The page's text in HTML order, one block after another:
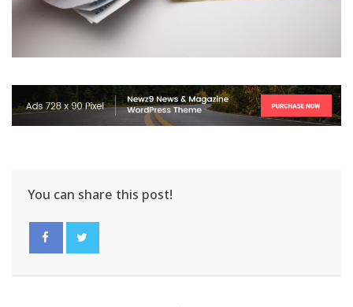
You can share this post!